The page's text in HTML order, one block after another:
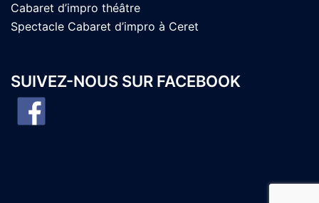
Cabaret d’impro théâtre
Spectacle Cabaret d’impro à Ceret
SUIVEZ-NOUS SUR FACEBOOK